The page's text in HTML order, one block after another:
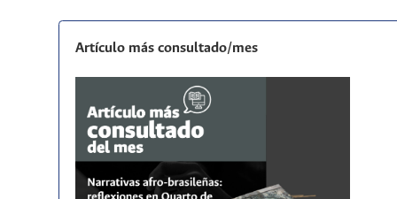
Artículo más consultado/mes